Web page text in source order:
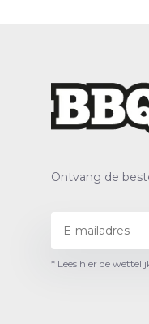
Ontvang de
* Lees hier de